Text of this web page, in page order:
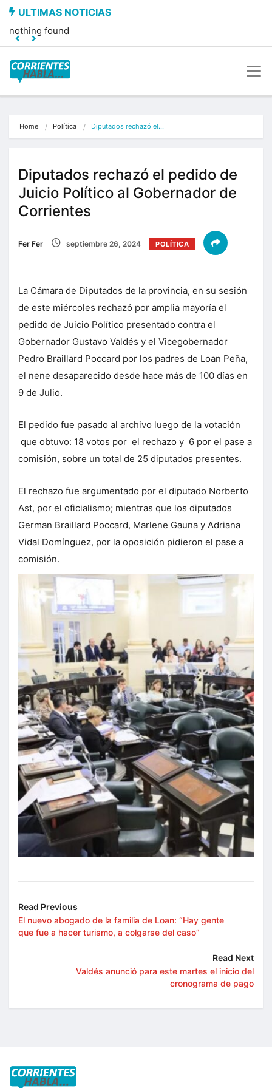
nothing found
Home Política Diputados rechazó el…
Diputados rechazó el pedido de
Juicio Político al Gobernador de
Corrientes
Fer Fer septiembre 26, 2024 POLÍTICA
La Cámara de Diputados de la provincia, en su sesión
de este miércoles rechazó por amplia mayoría el
pedido de Juicio Político presentado contra el
Gobernador Gustavo Valdés y el Vicegobernador
Pedro Braillard Poccard por los padres de Loan Peña,
el nene desaparecido desde hace más de 100 días en
9 de Julio.
El pedido fue pasado al archivo luego de la votación
que obtuvo: 18 votos por el rechazo y 6 por el pase a
comisión, sobre un total de 25 diputados presentes.
El rechazo fue argumentado por el diputado Norberto
Ast, por el oficialismo; mientras que los diputados
German Braillard Poccard, Marlene Gauna y Adriana
Vidal Domínguez, por la oposición pidieron el pase a
comisión.
Read Previous
El nuevo abogado de la familia de Loan: “Hay gente
que fue a hacer turismo, a colgarse del caso”
Read Next
Valdés anunció para este martes el inicio del
cronograma de pago